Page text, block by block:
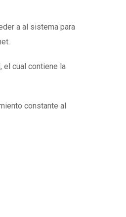
a al sistema para
el cual contiene la
constante al